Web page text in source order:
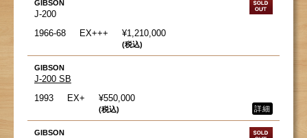
GIBSON
J-200
1966-68
EX+++ ¥1,210,000
(税込)
GIBSON
J-200 SB
1993
EX+ ¥550,000
(税込) 詳細
GIBSON